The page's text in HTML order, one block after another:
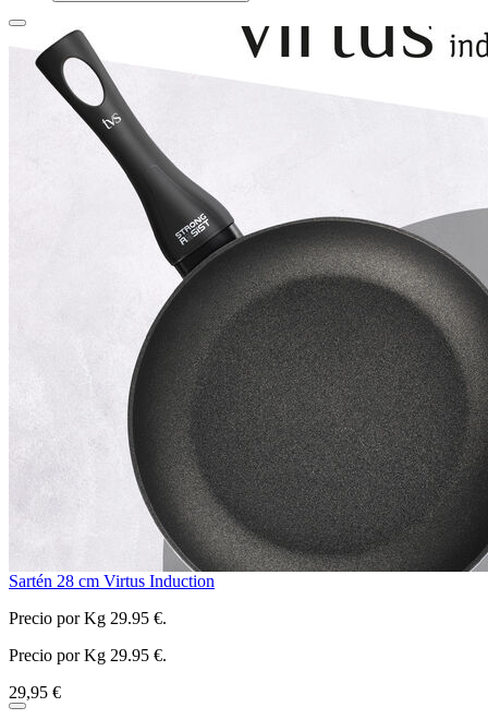
Sartén 28 cm Virtus Induction
Precio por Kg 29.95 €.
Precio por Kg 29.95 €.
29,95 €